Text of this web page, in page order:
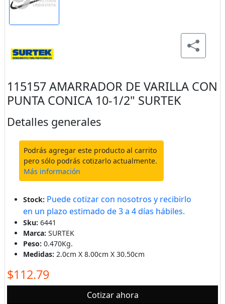
115157 AMARRADOR DE VARILLA CON
PUNTA CONICA 10-1/2" SURTEK
Detalles generales
Podrás agregar este producto al carrito
pero sólo podrás cotizarlo actualmente.
Más información
Stock: Puede cotizar con nosotros y recibirlo
en un plazo estimado de 3 a 4 días hábiles.
Sku: 6441
Marca: SURTEK
Peso: 0.470Kg.
Medidas: 2.0cm X 8.00cm X 30.50cm
$112.79
Cotizar ahora